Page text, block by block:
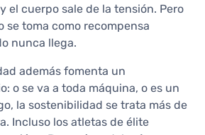
el cuerpo sale de la tensión. Pero
se toma como recompensa
nunca llega.
además fomenta un
o se va a toda máquina, o es un
la sostenibilidad se trata más de
Incluso los atletas de élite